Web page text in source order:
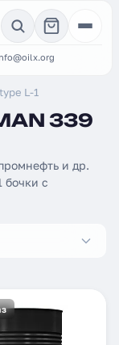
L-1
339
и др.
бочки с